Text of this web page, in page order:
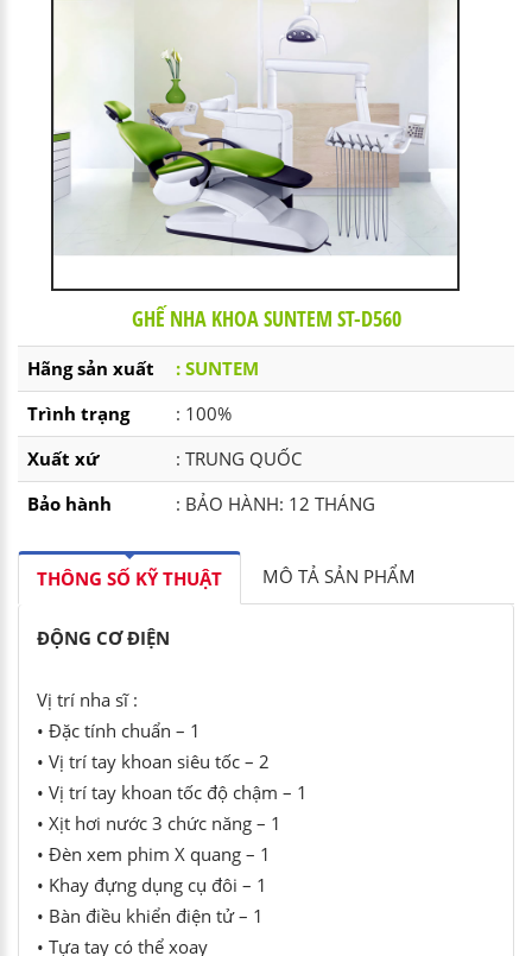
GHẾ NHA KHOA SUNTEM ST-D560
Hãng sản xuất
: SUNTEM
Trình trạng
: 100%
Xuất xứ
: TRUNG QUỐC
Bảo hành
: BẢO HÀNH: 12 THÁNG
THÔNG SỐ KỸ THUẬT MÔ TẢ SẢN PHẨM
ĐỘNG CƠ ĐIỆN
Vị trí nha sĩ :
• Đặc tính chuẩn – 1
• Vị trí tay khoan siêu tốc – 2
• Vị trí tay khoan tốc độ chậm – 1
• Xịt hơi nước 3 chức năng – 1
• Đèn xem phim X quang – 1
• Khay đựng dụng cụ đôi – 1
• Bàn điều khiển điện tử – 1
• Tựa tay có thể xoay